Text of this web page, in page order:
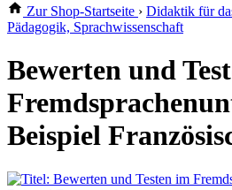
Zur Shop-Startseite › Didaktik für
Pädagogik, Sprachwissenschaft
Bewerten und
Beispiel